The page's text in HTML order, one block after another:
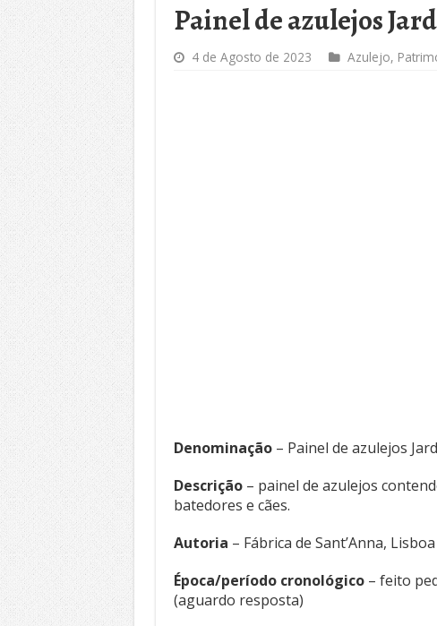
Painel de azulejos
4 de Agosto de 2023 Azulejo,
Denominação– Painel de azulejos
Descrição– painel de azulejos
batedores e cães.
Autoria – Fábrica de Sant’Anna, Lisboa
Época/período cronológico– feito
(aguardo resposta)